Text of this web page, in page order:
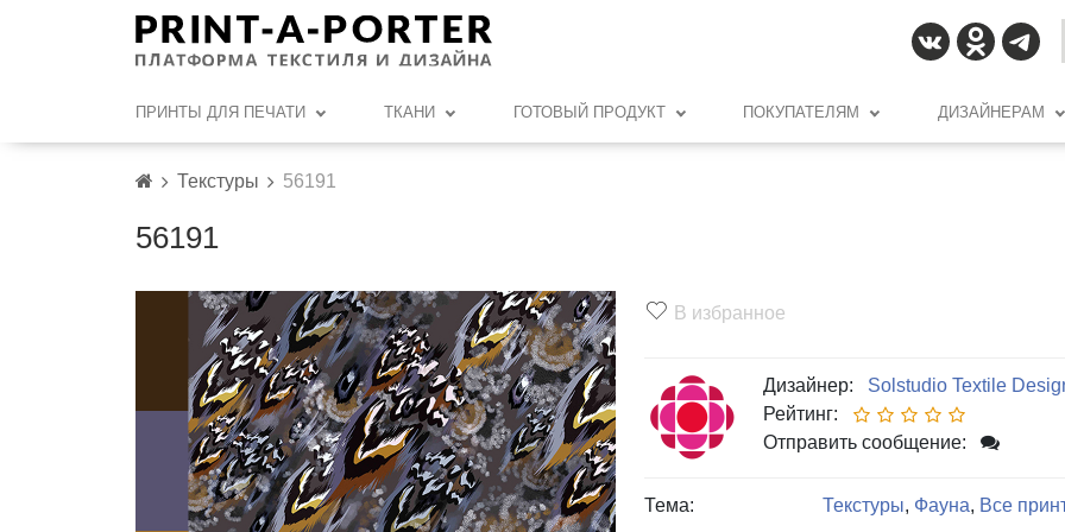
ПРИНТЫ ДЛЯ ПЕЧАТИ ТКАНИ ГОТОВЫЙ ПРОДУКТ ПОКУПАТЕЛЯМ ДИЗАЙНЕРАМ
Текстуры 56191
56191
В избранное
Дизайнер:
Solstudio Textile
Рейтинг:
Отправить сообщение:
Тема: Текстуры, Фауна, Все